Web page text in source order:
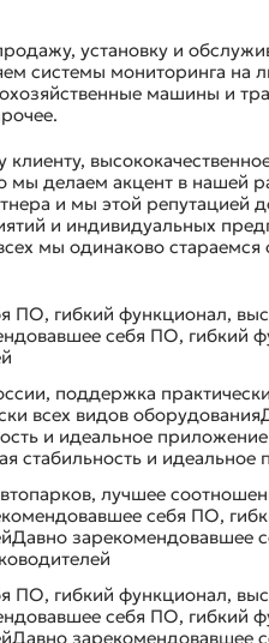
установку и
системы мониторинга на
машины и
мы делаем акцент в нашей
и мы этой
и индивидуальных
мы одинаково
ПО, гибкий функционал,
себя ПО, гибкий
поддержка
всех видов
и идеальное
стабильность и
лучшее
себя ПО,
зарекомендовавшее
ПО, гибкий функционал,
себя ПО, гибкий
зарекомендовавшее